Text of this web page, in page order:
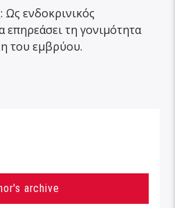
Ως ενδοκρινικός
επηρεάσει τη γονιμότητα
του εμβρύου.
archive